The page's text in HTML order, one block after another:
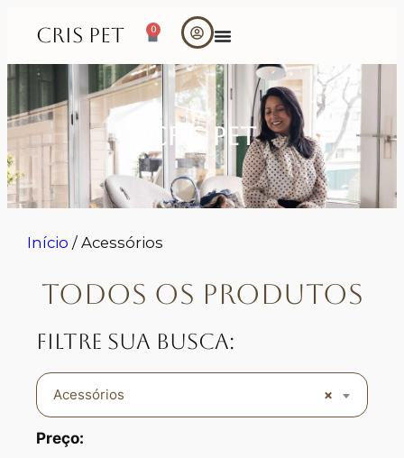
CRIS PET 0
Cris Pet
Início / Acessórios
Todos os Produtos
Filtre sua busca:
×
Acessórios
Preço: